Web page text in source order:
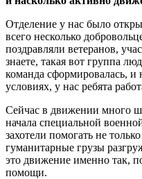
Отделение у нас было
всего несколько
поздравляли ветеранов,
знаете, такая вот группа
команда сформировалась,
условиях, у нас ребята
Сейчас в движении много
начала специальной
захотели помогать не
гуманитарные грузы
это движение именно так,
помощи.